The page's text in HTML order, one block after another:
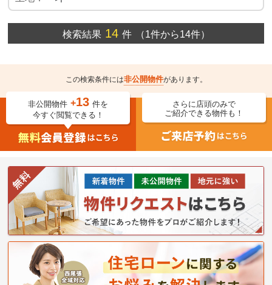
検索結果14 件 （1件から14件）
この検索条件には非公開物件があります。
非公開物件 +13 件を
今すぐ閲覧できる！
さらに店頭のみで
ご紹介できる物件も！